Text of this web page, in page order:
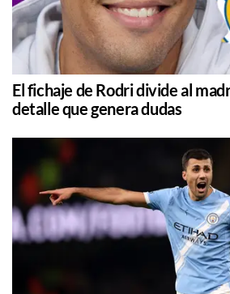
El fichaje de Rodri divide al
detalle que genera dudas